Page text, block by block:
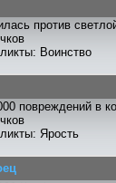
против
Воинство
повреждений в
Ярость